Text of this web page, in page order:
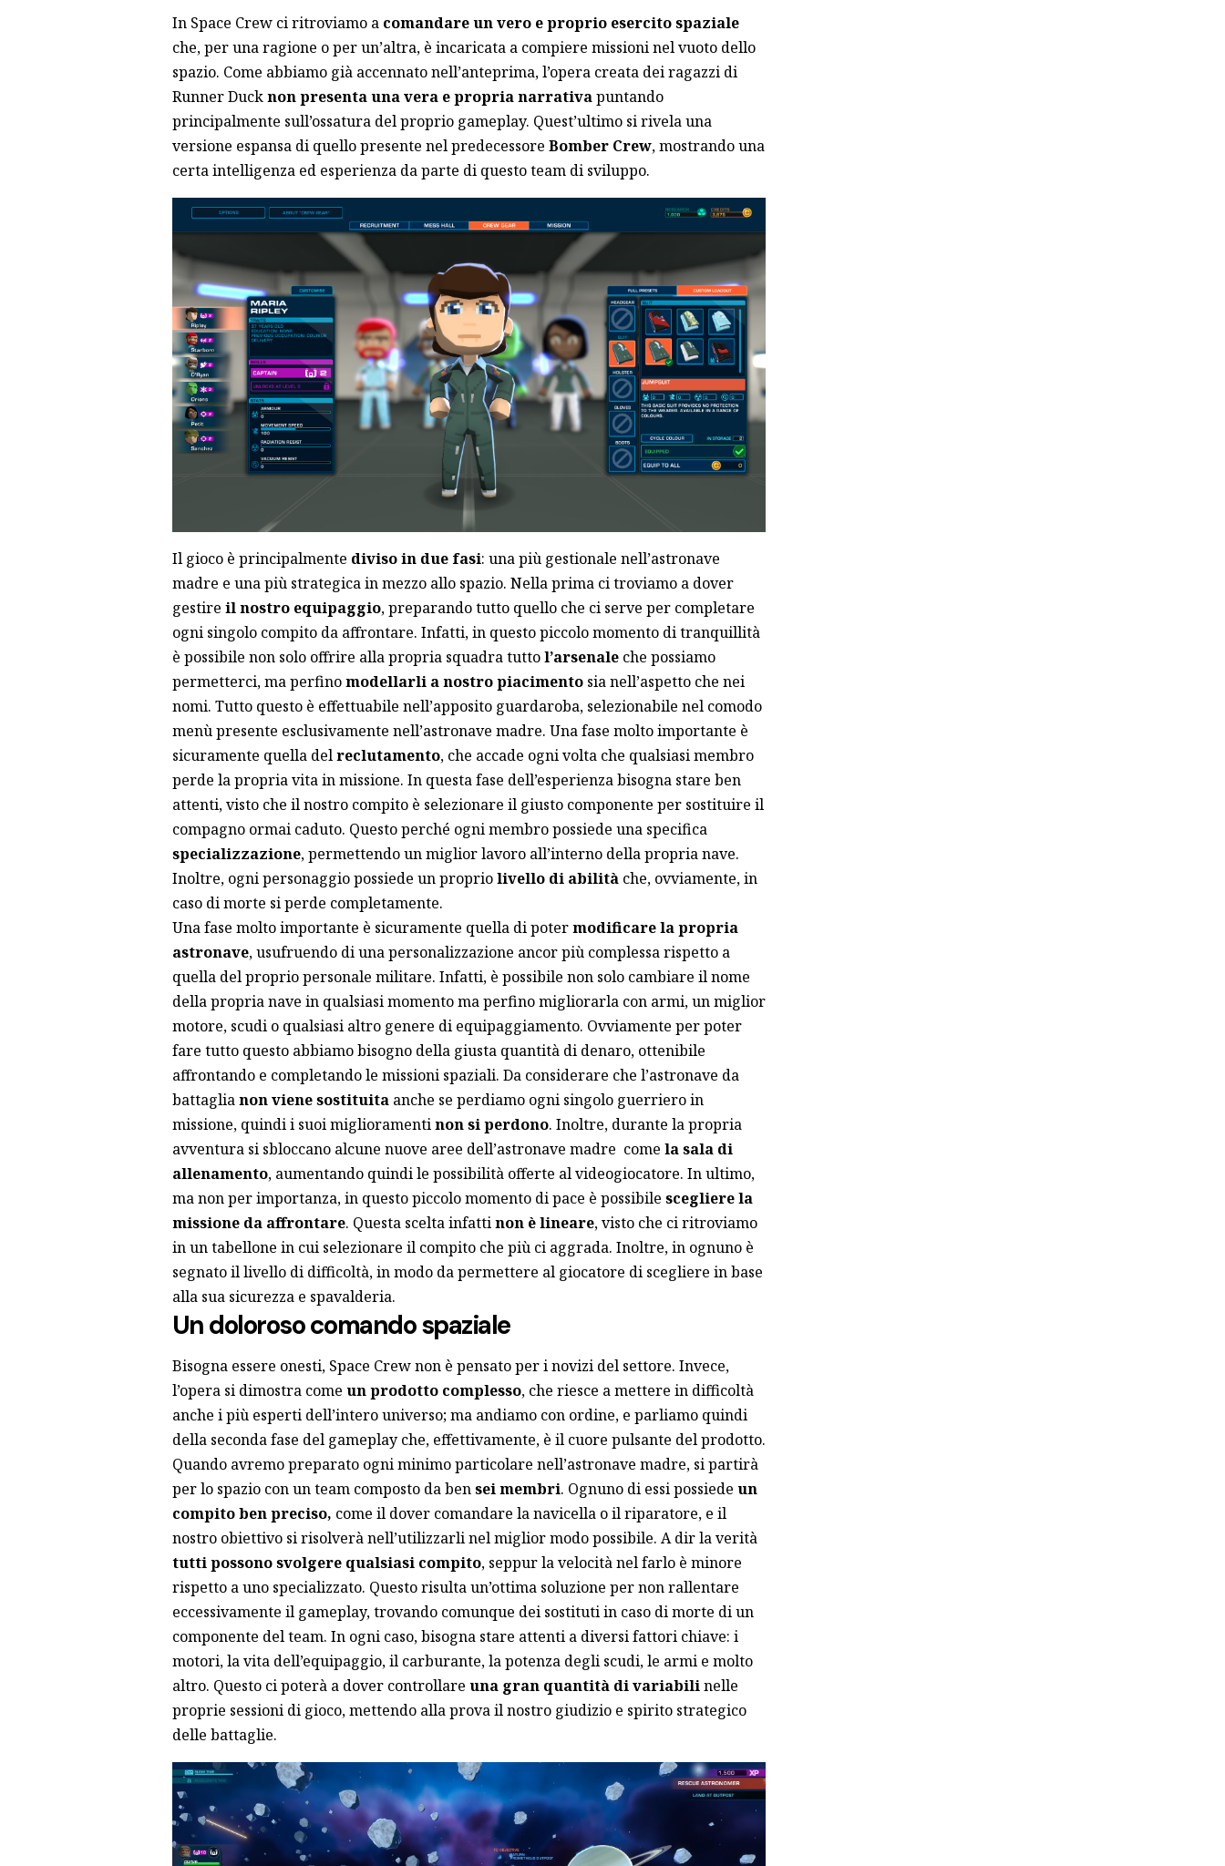
In Space Crew ci ritroviamo a comandare un vero e proprio esercito spaziale
che, per una ragione o per un’altra, è incaricata a compiere missioni nel vuoto dello
spazio. Come abbiamo già accennato nell’anteprima, l’opera creata dei ragazzi di
Runner Ducknon presenta una vera e propria narrativapuntando
principalmente sull’ossatura del proprio gameplay. Quest’ultimo si rivela una
versione espansa di quello presente nel predecessore Bomber Crew, mostrando una
certa intelligenza ed esperienza da parte di questo team di sviluppo.
Il gioco è principalmente diviso in due fasi: una più gestionale nell’astronave
madre e una più strategica in mezzo allo spazio. Nella prima ci troviamo a dover
gestire il nostro equipaggio, preparando tutto quello che ci serve per completare
ogni singolo compito da affrontare. Infatti, in questo piccolo momento di tranquillità
è possibile non solo offrire alla propria squadra tuttol’arsenaleche possiamo
permetterci, ma perfinomodellarli a nostro piacimentosia nell’aspetto che nei
nomi. Tutto questo è effettuabile nell’apposito guardaroba, selezionabile nel comodo
menù presente esclusivamente nell’astronave madre. Una fase molto importante è
sicuramente quella delreclutamento, che accade ogni volta che qualsiasi membro
perde la propria vita in missione. In questa fase dell’esperienza bisogna stare ben
attenti, visto che il nostro compito è selezionare il giusto componente per sostituire il
compagno ormai caduto. Questo perché ogni membro possiede una specifica
specializzazione, permettendo un miglior lavoro all’interno della propria nave.
Inoltre, ogni personaggio possiede un propriolivello di abilitàche, ovviamente, in
caso di morte si perde completamente.
Una fase molto importante è sicuramente quella di potermodificare la propria
astronave, usufruendo di una personalizzazione ancor più complessa rispetto a
quella del proprio personale militare. Infatti, è possibile non solo cambiare il nome
della propria nave in qualsiasi momento ma perfino migliorarla con armi, un miglior
motore, scudi o qualsiasi altro genere di equipaggiamento. Ovviamente per poter
fare tutto questo abbiamo bisogno della giusta quantità di denaro, ottenibile
affrontando e completando le missioni spaziali. Da considerare che l’astronave da
battaglianon viene sostituitaanche se perdiamo ogni singolo guerriero in
missione, quindi i suoi miglioramentinon si perdono. Inoltre, durante la propria
avventura si sbloccano alcune nuove aree dell’astronave madre come la sala di
allenamento, aumentando quindi le possibilità offerte al videogiocatore. In ultimo,
ma non per importanza, in questo piccolo momento di pace è possibile scegliere la
missione da affrontare. Questa scelta infattinon è lineare, visto che ci ritroviamo
in un tabellone in cui selezionare il compito che più ci aggrada. Inoltre, in ognuno è
segnato il livello di difficoltà, in modo da permettere al giocatore di scegliere in base
alla sua sicurezza e spavalderia.
Un doloroso comando spaziale
Bisogna essere onesti, Space Crew non è pensato per i novizi del settore. Invece,
l’opera si dimostra come un prodotto complesso, che riesce a mettere in difficoltà
anche i più esperti dell’intero universo; ma andiamo con ordine, e parliamo quindi
della seconda fase del gameplay che, effettivamente, è il cuore pulsante del prodotto.
Quando avremo preparato ogni minimo particolare nell’astronave madre, si partirà
per lo spazio con un team composto da bensei membri. Ognuno di essi possiede un
compito ben preciso, come il dover comandare la navicella o il riparatore, e il
nostro obiettivo si risolverà nell’utilizzarli nel miglior modo possibile. A dir la verità
tutti possono svolgere qualsiasi compito, seppur la velocità nel farlo è minore
rispetto a uno specializzato. Questo risulta un’ottima soluzione per non rallentare
eccessivamente il gameplay, trovando comunque dei sostituti in caso di morte di un
componente del team. In ogni caso, bisogna stare attenti a diversi fattori chiave: i
motori, la vita dell’equipaggio, il carburante, la potenza degli scudi, le armi e molto
altro. Questo ci poterà a dover controllare una gran quantità di variabilinelle
proprie sessioni di gioco, mettendo alla prova il nostro giudizio e spirito strategico
delle battaglie.